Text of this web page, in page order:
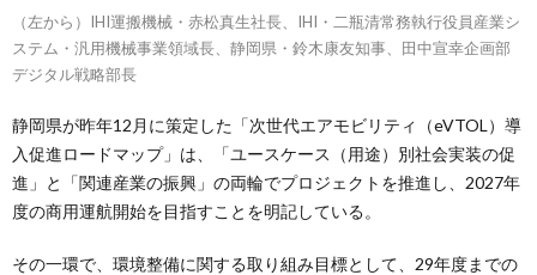
（左から）IHI運搬機械・赤松真生社長、IHI・二瓶清常務執行役員産業シ
ステム・汎用機械事業領域長、静岡県・鈴木康友知事、田中宣幸企画部
デジタル戦略部長
静岡県が昨年12月に策定した「次世代エアモビリティ（eVTOL）導
入促進ロードマップ」は、「ユースケース（用途）別社会実装の促
進」と「関連産業の振興」の両輪でプロジェクトを推進し、2027年
度の商用運航開始を目指すことを明記している。
その一環で、環境整備に関する取り組み目標として、29年度までの